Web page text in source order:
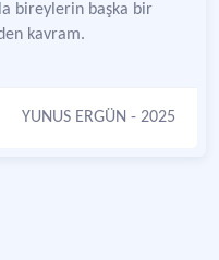
bireylerin başka bir
kavram.
YUNUS ERGÜN - 2025